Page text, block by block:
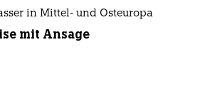
in Mittel- und Osteuropa
mit Ansage